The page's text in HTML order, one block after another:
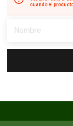
cuando el